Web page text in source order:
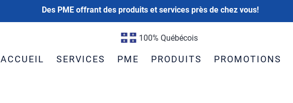
Des PME offrant des produits et services près de chez vous!
100% Québécois
ACCUEIL SERVICES PME PRODUITS PROMOTIONS